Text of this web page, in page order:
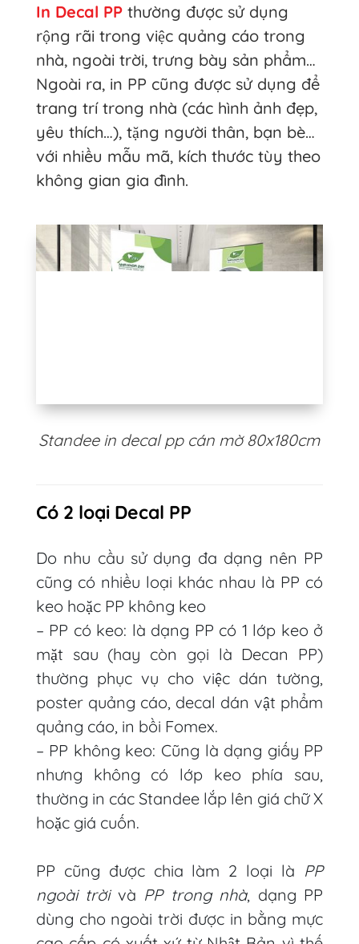
In Decal PPthường được sử dụng
rộng rãi trong việc quảng cáo trong
nhà, ngoài trời, trưng bày sản phẩm…
Ngoài ra, in PP cũng được sử dụng để
trang trí trong nhà (các hình ảnh đẹp,
yêu thích…), tặng người thân, bạn bè…
với nhiều mẫu mã, kích thước tùy theo
không gian gia đình.
Standee in decal pp cán mờ 80x180cm
Có 2 loại Decal PP
Do nhu cầu sử dụng đa dạng nên PP
cũng có nhiều loại khác nhau là PP có
keo hoặc PP không keo
– PP có keo: là dạng PP có 1 lớp keo ở
mặt sau (hay còn gọi là Decan PP)
thường phục vụ cho việc dán tường,
poster quảng cáo, decal dán vật phẩm
quảng cáo, in bồi Fomex.
– PP không keo: Cũng là dạng giấy PP
nhưng không có lớp keo phía sau,
thường in các Standee lắp lên giá chữ X
hoặc giá cuốn.
PP cũng được chia làm 2 loại là PP
ngoài trờivà PP trong nhà, dạng PP
dùng cho ngoài trời được in bằng mực